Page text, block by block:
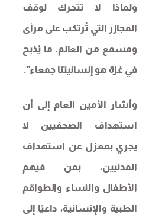
ولماذا لا تتحرك لوقف
المجازر التي تُرتكب على مرأى
ومسمع من العالم. ما يُذبح
في غزة هو إنسانيتنا جمعاء”.
وأشار الأمين العام إلى أن
استهداف الصحفيين لا
يجري بمعزل عن استهداف
المدنيين، بمن فيهم
الأطفال والنساء والطواقم
الطبية والإنسانية، داعيًا إلى